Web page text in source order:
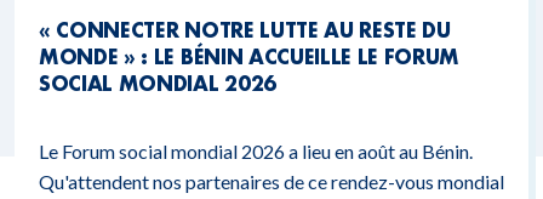
« CONNECTER NOTRE LUTTE AU RESTE DU
MONDE » : LE BÉNIN ACCUEILLE LE FORUM
SOCIAL MONDIAL 2026
Le Forum social mondial 2026 a lieu en août au Bénin.
Qu'attendent nos partenaires de ce rendez-vous mondial